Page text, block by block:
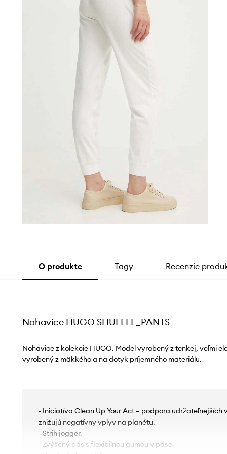
O produkte Tagy Recenzie
Nohavice HUGO SHUFFLE_PANTS
Nohavice z kolekcie HUGO. Model vyrobený z tenkej, veľmi
vyrobený z mäkkého a na dotyk príjemného materiálu.
- Iniciatíva Clean Up Your Act – podpora udržateľnejších
znižujú negatívny vplyv na planétu.
- Strih jogger.
- Zvýšený pás s flexibilnou gumou v páse.